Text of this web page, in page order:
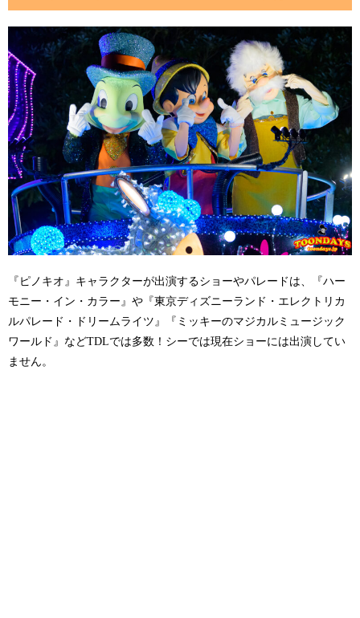
『ピノキオ』キャラクターが出演するショーやパレードは、『ハー
モニー・イン・カラー』や『東京ディズニーランド・エレクトリカ
ルパレード・ドリームライツ』『ミッキーのマジカルミュージック
ワールド』などTDLでは多数！シーでは現在ショーには出演してい
ません。